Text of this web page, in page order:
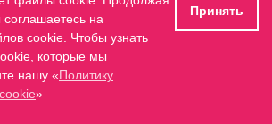
на
cookie. Чтобы узнать
которые мы
нашу «Политику
»
Принять